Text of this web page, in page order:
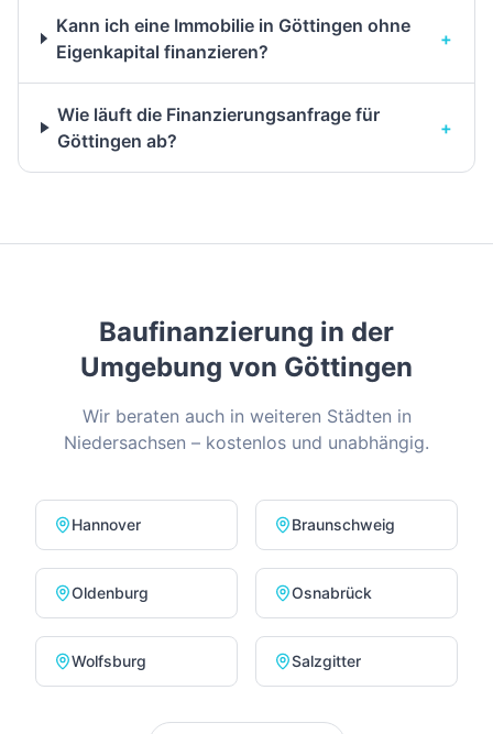
Kann ich eine Immobilie in Göttingen ohne
Eigenkapital finanzieren?
+
Wie läuft die Finanzierungsanfrage für
Göttingen ab?
+
Baufinanzierung in der
Umgebung von Göttingen
Wir beraten auch in weiteren Städten in
Niedersachsen – kostenlos und unabhängig.
Hannover Braunschweig
Oldenburg Osnabrück
Wolfsburg Salzgitter